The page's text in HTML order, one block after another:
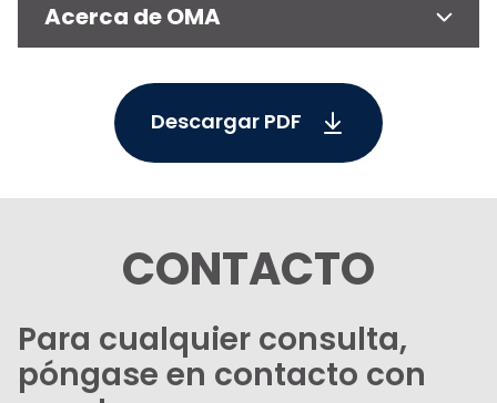
Acerca de OMA
Descargar PDF
CONTACTO
Para cualquier consulta,
póngase en contacto con